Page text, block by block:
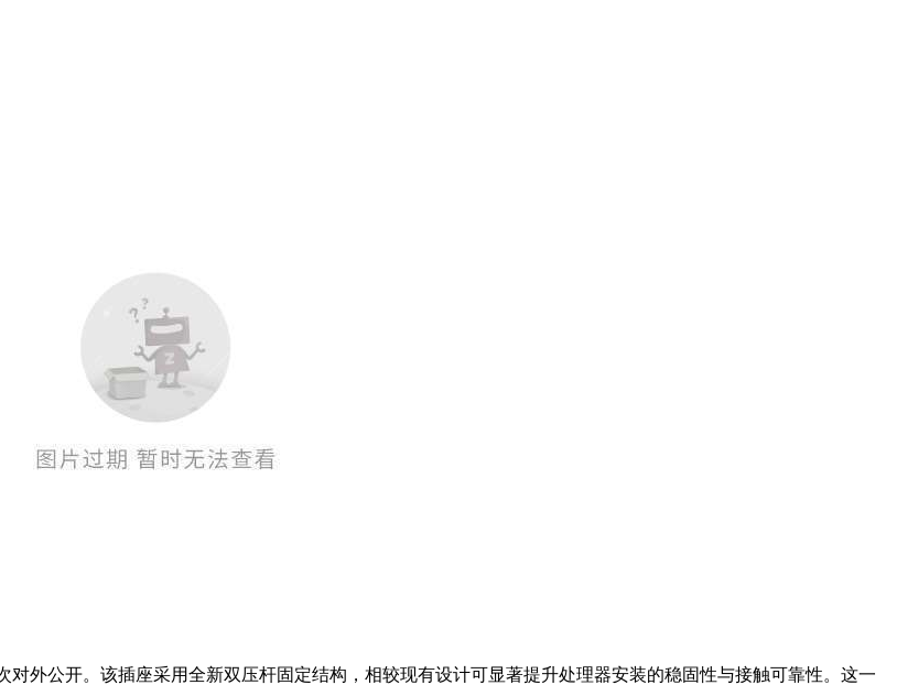
对外公开。该插座采用全新双压杆固定结构，相较现有设计可显著提升处理器安装的稳固性与接触可靠性。这一